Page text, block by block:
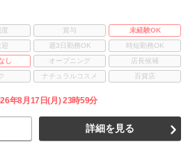
度 賞与
未経験OK
迎 週3日勤務OK
時短勤務OK
し オープニング
店長候補
ナチュラルコスメ 百貨店
年8月17日(月) 23時59分
詳細を見る